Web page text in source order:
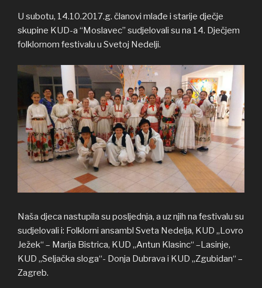
U subotu, 14.10.2017.g. članovi mlađe i starije dječje
skupine KUD-a “Moslavec” sudjelovali su na 14. Dječjem
folklornom festivalu u Svetoj Nedelji.
Naša djeca nastupila su posljednja, a uz njih na festivalu su
sudjelovali i: Folklorni ansambl Sveta Nedelja, KUD „Lovro
Ježek“ – Marija Bistrica, KUD „Antun Klasinc“ –Lasinje,
KUD „Seljačka sloga“- Donja Dubrava i KUD „Zgubidan“ –
Zagreb.